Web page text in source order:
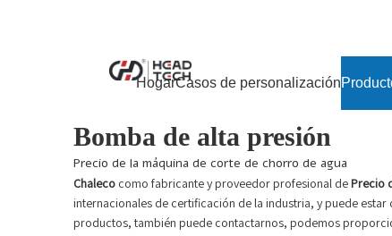
HogarCasos de personalización
Bomba de alta presión
Precio de la máquina de corte de chorro de agua
Chaleco como fabricante y proveedor profesional de Precio
internacionales de certificación de la industria, y puede
productos, también puede contactarnos, podemos